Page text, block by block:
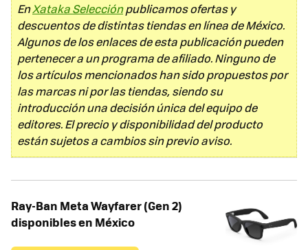
EnXataka Selecciónpublicamos ofertas y
descuentos de distintas tiendas en línea de México.
Algunos de los enlaces de esta publicación pueden
pertenecer a un programa de afiliado. Ninguno de
los artículos mencionados han sido propuestos por
las marcas ni por las tiendas, siendo su
introducción una decisión única del equipo de
editores. El precio y disponibilidad del producto
están sujetos a cambios sin previo aviso.
Ray-Ban Meta Wayfarer (Gen 2)
disponibles en México